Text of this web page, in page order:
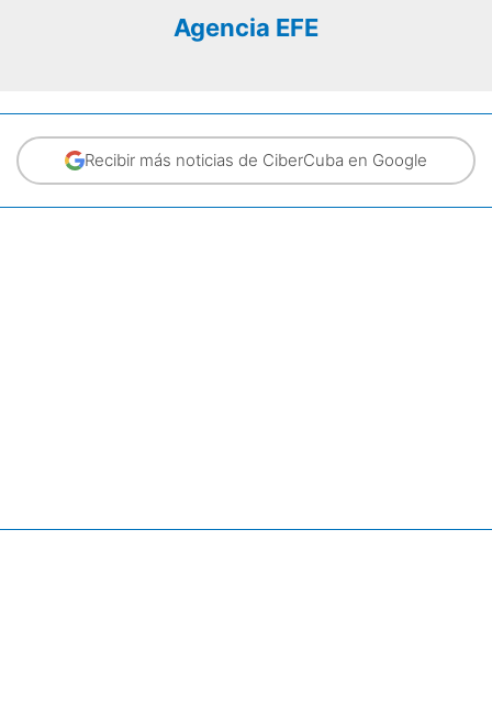
Agencia EFE
Recibir más noticias de CiberCuba en Google